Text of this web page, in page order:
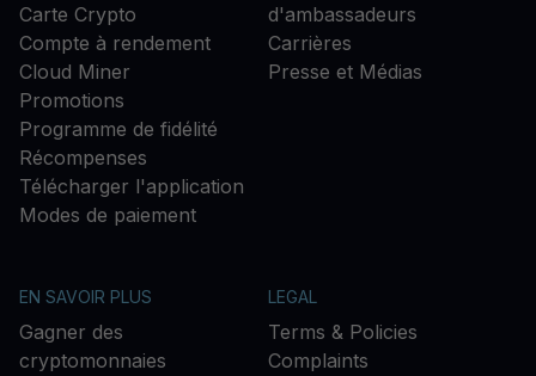
Carte Crypto
Compte à rendement
Cloud Miner
Promotions
Programme de fidélité
Récompenses
Télécharger l'application
Modes de paiement
d'ambassadeurs
Carrières
Presse et Médias
EN SAVOIR PLUS
Gagner des
cryptomonnaies
LEGAL
Terms & Policies
Complaints